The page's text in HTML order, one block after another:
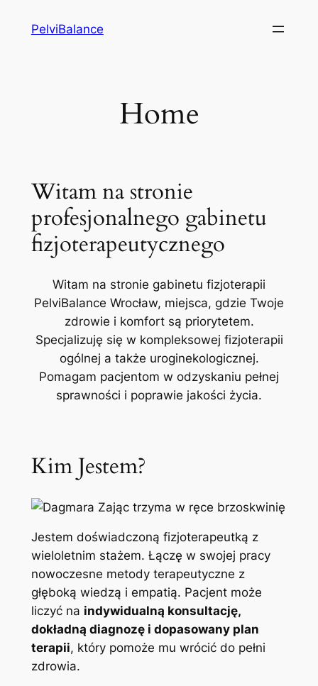
PelviBalance
Home
Witam na stronie
profesjonalnego gabinetu
fizjoterapeutycznego
Witam na stronie gabinetu fizjoterapii
PelviBalance Wrocław, miejsca, gdzie Twoje
zdrowie i komfort są priorytetem.
Specjalizuję się w kompleksowej fizjoterapii
ogólnej a także uroginekologicznej.
Pomagam pacjentom w odzyskaniu pełnej
sprawności i poprawie jakości życia.
Kim Jestem?
Jestem doświadczoną fizjoterapeutką z
wieloletnim stażem. Łączę w swojej pracy
nowoczesne metody terapeutyczne z
głęboką wiedzą i empatią. Pacjent może
liczyć na indywidualną konsultację,
dokładną diagnozę i dopasowany plan
terapii, który pomoże mu wrócić do pełni
zdrowia.